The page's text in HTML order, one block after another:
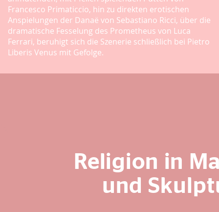
Francesco Primaticcio, hin zu direkten erotischen
Anspielungen der Danaë von Sebastiano Ricci, über die
dramatische Fesselung des Prometheus von Luca
Ferrari, beruhigt sich die Szenerie schließlich bei Pietro
Liberis Venus mit Gefolge.
Religion in
und